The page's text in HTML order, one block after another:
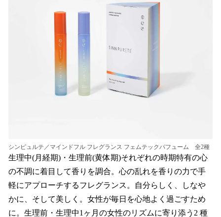
シンピュルテ／マインドフル フレグランス フェムテックパフューム 全2種
生理中(月経期)・生理前(黄体期)それぞれの時期特有の心
の不調に着目して香りを調合。心の乱れを香りの力で手
軽にアプローチするフレグランス。自分らしく、しなや
かに、そして美しく。女性が毎日を心地よく過ごすため
に。生理前・生理中1ヶ月の女性のリズムに寄り添う2 種